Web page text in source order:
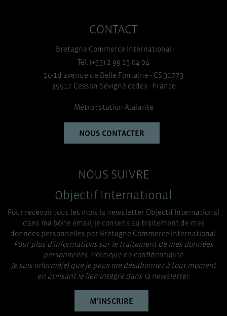
CONTACT
Bretagne Commerce International
Tél. (+33) 2 99 25 04 04
1c-1d avenue de Belle Fontaine - CS 31773
35517 Cesson-Sévigné cedex - France
Métro : station Atalante
NOUS CONTACTER
NOUS SUIVRE
Objectif International
Pour recevoir tous les mois la newsletter Objectif International
dans ma boite email, je consens au traitement de mes
données personnelles par Bretagne Commerce International.
Pour plus d’informations sur le traitement de mes données
personnelles :Politique de confidentialité
Je suis informé(e) que je peux me désabonner à tout moment
en utilisant le lien intégré dans la newsletter.
M’INSCRIRE